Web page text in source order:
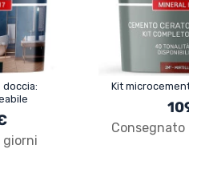
giorni
Kit microcemento
Consegnato in